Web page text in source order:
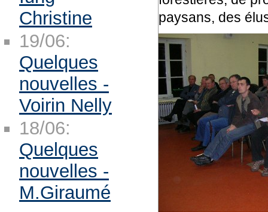
paysans, des
Christine
19/06:
Quelques
nouvelles -
Voirin Nelly
18/06:
Quelques
nouvelles -
M.Giraumé